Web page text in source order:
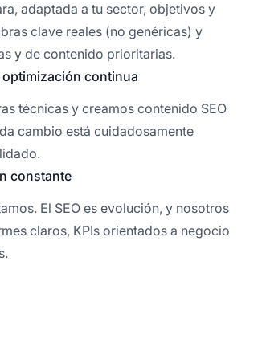
adaptada a tu sector, objetivos y
clave reales (no genéricas) y
y de contenido prioritarias.
continua
técnicas y creamos contenido SEO
cambio está cuidadosamente
constante
El SEO es evolución, y nosotros
claros, KPIs orientados a negocio